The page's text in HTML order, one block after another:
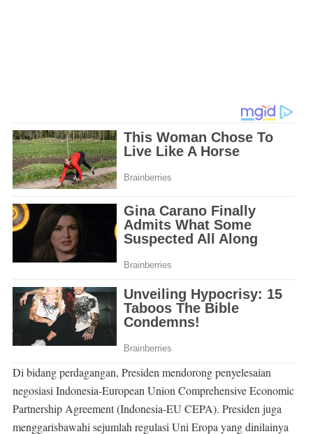
Di bidang perdagangan, Presiden mendorong penyelesaian
negosiasi Indonesia-European Union Comprehensive Economic
Partnership Agreement (Indonesia-EU CEPA). Presiden juga
menggarisbawahi sejumlah regulasi Uni Eropa yang dinilainya